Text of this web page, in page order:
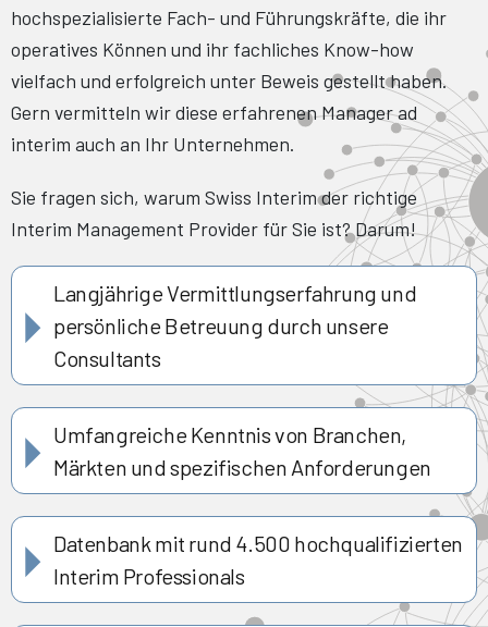
hochspezialisierte Fach- und Führungskräfte, die ihr
operatives Können und ihr fachliches Know-how
vielfach und erfolgreich unter Beweis gestellt haben.
Gern vermitteln wir diese erfahrenen Manager ad
interim auch an Ihr Unternehmen.
Sie fragen sich, warum Swiss Interim der richtige
Interim Management Provider für Sie ist? Darum!
Langjährige Vermittlungserfahrung und
persönliche Betreuung durch unsere
Consultants
Umfangreiche Kenntnis von Branchen,
Märkten und spezifischen Anforderungen
Datenbank mit rund 4.500 hochqualifizierten
Interim Professionals